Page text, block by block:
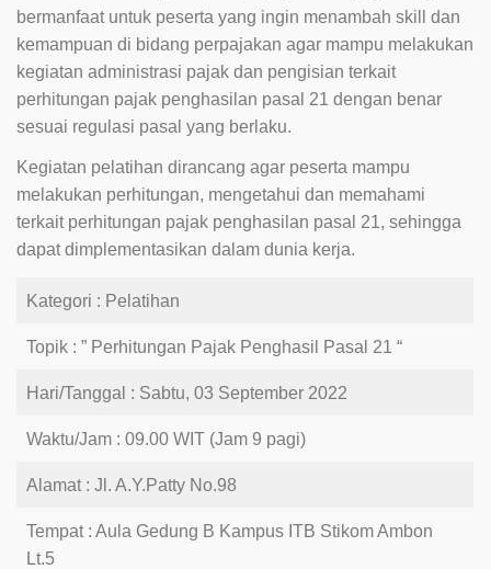
bermanfaat untuk peserta yang ingin menambah skill dan
kemampuan di bidang perpajakan agar mampu melakukan
kegiatan administrasi pajak dan pengisian terkait
perhitungan pajak penghasilan pasal 21 dengan benar
sesuai regulasi pasal yang berlaku.
Kegiatan pelatihan dirancang agar peserta mampu
melakukan perhitungan, mengetahui dan memahami
terkait perhitungan pajak penghasilan pasal 21, sehingga
dapat dimplementasikan dalam dunia kerja.
Kategori : Pelatihan
Topik : ” Perhitungan Pajak Penghasil Pasal 21 “
Hari/Tanggal : Sabtu, 03 September 2022
Waktu/Jam : 09.00 WIT (Jam 9 pagi)
Alamat : Jl. A.Y.Patty No.98
Tempat : Aula Gedung B Kampus ITB Stikom Ambon
Lt.5